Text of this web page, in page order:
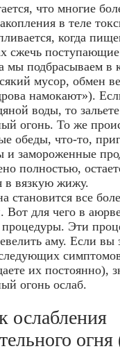
что многие
в теле
когда
сжечь
мы подбрасываем в
мусор, обмен
намокают»).
воды, то зальете
огонь. То же
обеды, что-то,
и замороженные
полностью,
в вязкую жижу.
становится все
для чего в
процедуры. Эти
аму. Если вы
их постоянно),
огонь ослаб.
ослабления
огня